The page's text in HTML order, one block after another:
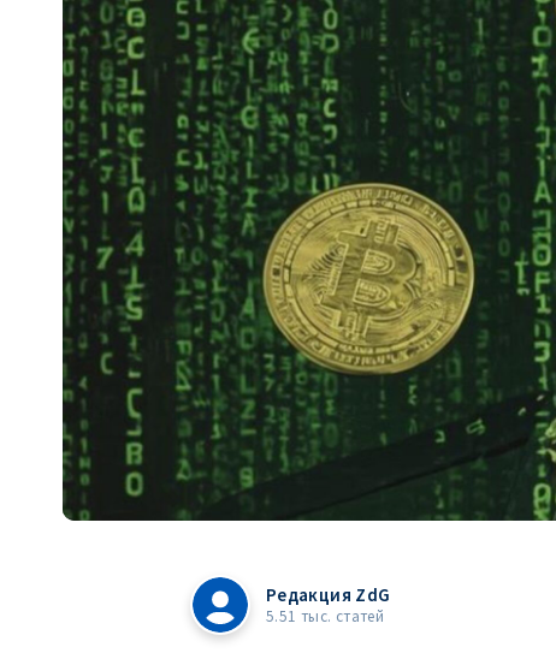
Редакция ZdG
5.51 тыс. статей